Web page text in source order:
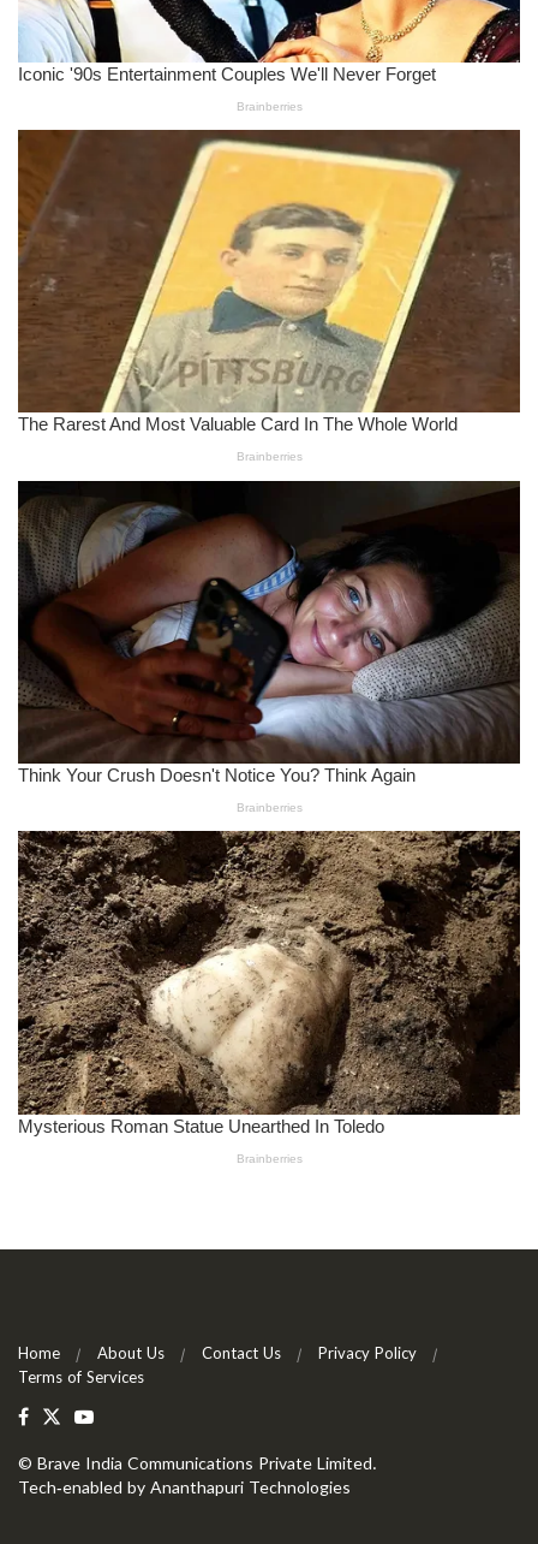
Home About Us Contact Us
Privacy Policy
Terms of Services
© Brave India Communications Private Limited.
Tech-enabled by Ananthapuri Technologies